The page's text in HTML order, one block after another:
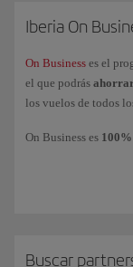
Iberia On
On Business es el
el que podrás ahorrar
los vuelos de todos
On Business es
American Airlines y
Buscar